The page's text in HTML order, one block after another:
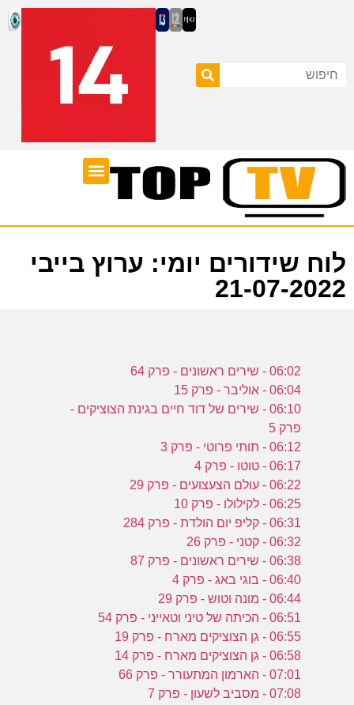
לוח שידורים יומי: ערוץ בייבי
21-07-2022
06:02 - שירים ראשונים - פרק 64
06:04 - אוליבר - פרק 15
06:10 - שירים של דוד חיים בגינת הצוציקים -
פרק 5
06:12 - תותי פרוטי - פרק 3
06:17 - טוטו - פרק 4
06:22 - עולם הצעצועים - פרק 29
06:25 - לקילולו - פרק 10
06:31 - קליפ יום הולדת - פרק 284
06:32 - קטני - פרק 26
06:38 - שירים ראשונים - פרק 87
06:40 - בוגי באג - פרק 4
06:44 - מונה וטוש - פרק 29
06:51 - הכיתה של טיני וטאייני - פרק 54
06:55 - גן הצוציקים מארח - פרק 19
06:58 - גן הצוציקים מארח - פרק 14
07:01 - הארמון המתעורר - פרק 66
07:08 - מסביב לשעון - פרק 7